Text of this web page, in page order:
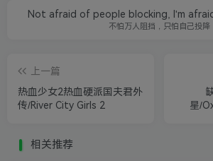
Not afraid of people blocking, I'm
不怕万人阻挡，只怕自己投降
上一篇
热血少女2热血硬派国夫君外
传/River City Girls 2
星/
相关推荐